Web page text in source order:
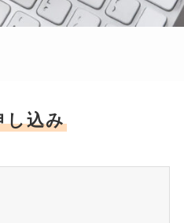
し込み